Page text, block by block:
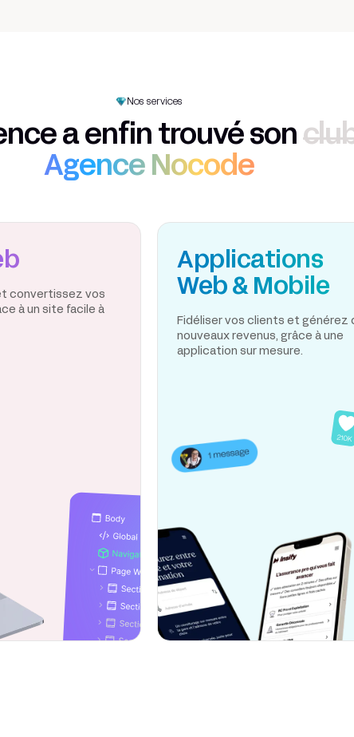
Nos services
a enfin trouvé son
Agence Nocode
convertissez vos
à un site facile à
Applications
Web & Mobile
Fidéliser vos clients et générez
nouveaux revenus, grâce à une
application sur mesure.